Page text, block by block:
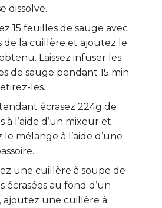
dissolve.
15 feuilles de sauge avec
de la cuillère et ajoutez le
Laissez infuser les
de sauge pendant 15 min
les.
écrasez 224g de
à l’aide d’un mixeur et
mélange à l’aide d’une
une cuillère à soupe de
écrasées au fond d’un
ajoutez une cuillère à